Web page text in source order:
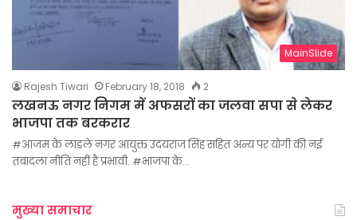
MainSlide
Rajesh Tiwari February 18, 2018 2
लखनऊ नगर निगम में अफसरों का जलवा सपा से लेकर
भाजपा तक बरकरार
#आजम के लाडले नगर आयुक्त उदयराज सिंह सहित अन्य पर योगी की नई
तबादला नीति नहीं है प्रभावी. #भाजपा के…
मुख्या समाचार